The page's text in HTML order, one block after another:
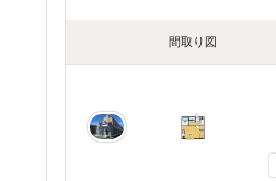
間取り図